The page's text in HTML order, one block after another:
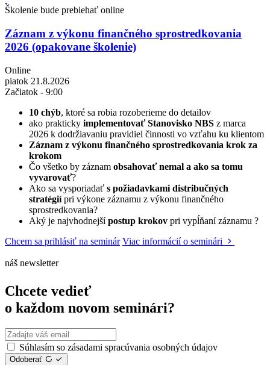
Školenie bude prebiehať online
Záznam z výkonu finančného sprostredkovania
2026 (opakovane školenie)
Online
piatok 21.8.2026
Začiatok - 9:00
10 chýb, ktoré sa robia rozoberieme do detailov
ako prakticky implementovať Stanovisko NBS z marca
2026 k dodržiavaniu pravidiel činnosti vo vzťahu ku klientom
Záznam z výkonu finančného sprostredkovania krok za
krokom
Čo všetko by záznam obsahovať nemal a ako sa tomu
vyvarovať?
Ako sa vysporiadať s požiadavkami distribučných
stratégiípri výkone záznamu z výkonu finančného
sprostredkovania?
Aký je najvhodnejšípostup krokov pri vypĺňaní záznamu ?
Chcem sa prihlásiť na seminár Viac informácií o seminári
náš newsletter
Chcete vedieť
o každom novom seminári?
Súhlasím so zásadami spracúvania osobných údajov
Odoberať